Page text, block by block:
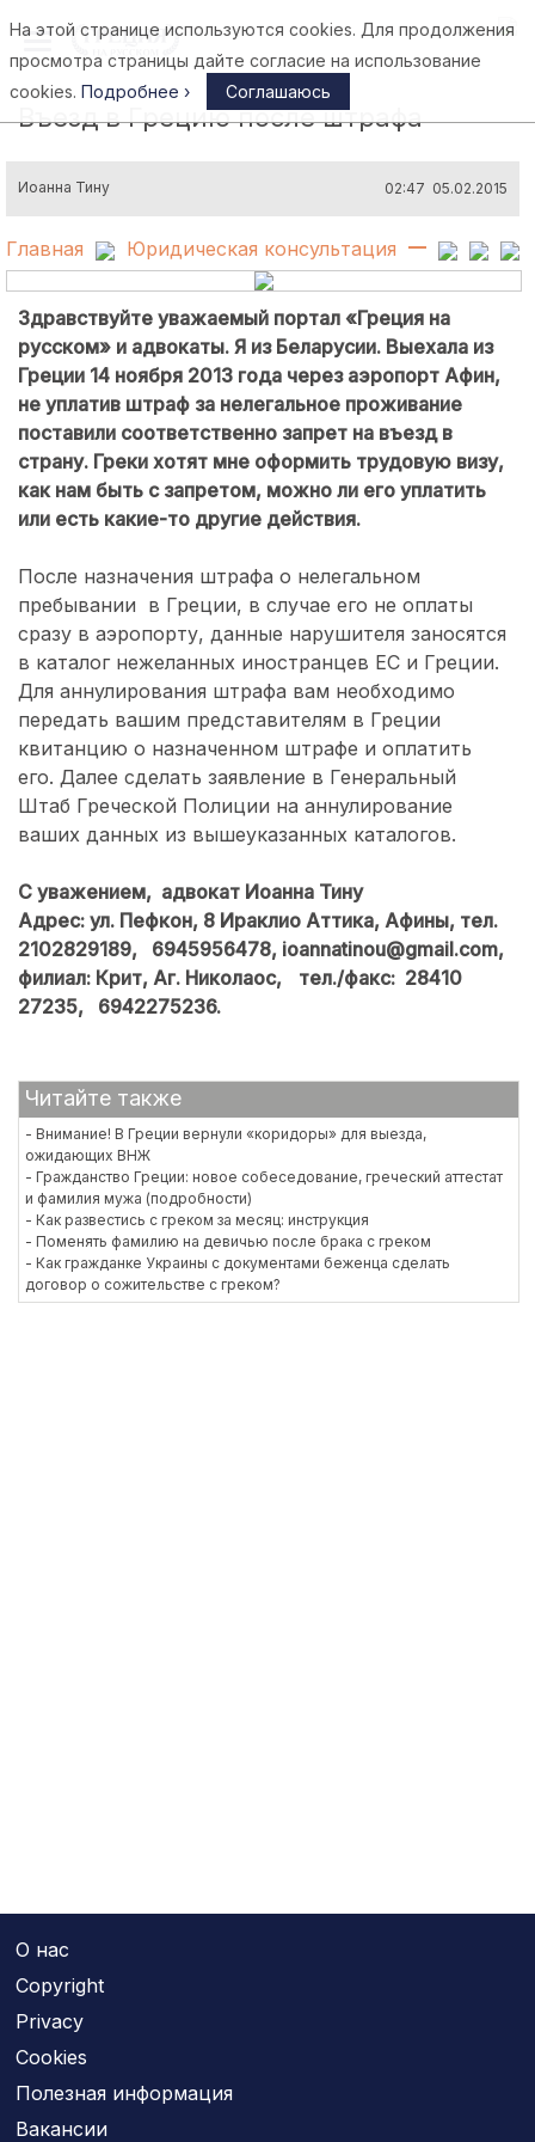
Афины
Въезд в Грецию после штрафа
Иоанна Тину 02:47 05.02.2015
Главная Юридическая консультация
Здравствуйте уважаемый портал «Греция на
русском» и адвокаты. Я из Беларусии. Выехала из
Греции 14 ноября 2013 года через аэропорт Афин,
не уплатив штраф за нелегальное проживание
поставили соответственно запрет на въезд в
страну. Греки хотят мне оформить трудовую визу,
как нам быть с запретом, можно ли его уплатить
или есть какие-то другие действия.
После назначения штрафа о нелегальном
пребывании в Греции, в случае его не оплаты
сразу в аэропорту, данные нарушителя заносятся
в каталог нежеланных иностранцев ЕС и Греции.
Для аннулирования штрафа вам необходимо
передать вашим представителям в Греции
квитанцию о назначенном штрафе и оплатить
его. Далее сделать заявление в Генеральный
Штаб Греческой Полиции на аннулирование
ваших данных из вышеуказанных каталогов.
С уважением, адвокат Иоанна Тину
Адрес: ул. Пефкон, 8 Ираклио Аттика, Афины, тел.
2102829189, 6945956478, ioannatinou@gmail.com,
филиал: Крит, Аг. Николаос,
тел./факс: 28410
27235, 6942275236.
Читайте также
- Внимание! В Греции вернули «коридоры» для выезда,
ожидающих ВНЖ
- Гражданство Греции: новое собеседование, греческий аттестат
и фамилия мужа (подробности)
- Как развестись с греком за месяц: инструкция
- Поменять фамилию на девичью после брака с греком
- Как гражданке Украины с документами беженца сделать
договор о сожительстве с греком?
О нас
Copyright
Privacy
Cookies
Полезная информация
Вакансии
На этой странице используются cookies. Для продолжения
просмотра страницы дайте согласие на использование
cookies. Подробнее › Соглашаюсь